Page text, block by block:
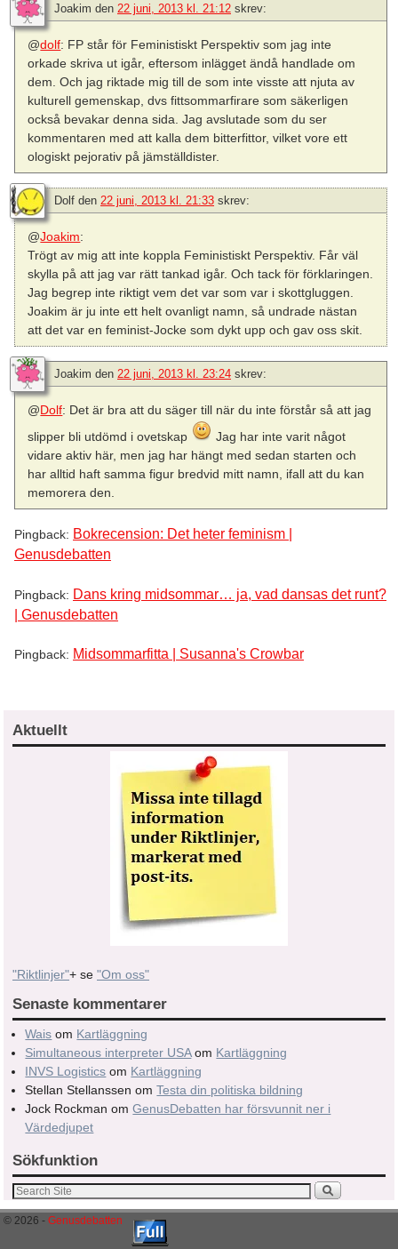
Joakim den 22 juni, 2013 kl. 21:12 skrev:
@dolf: FP står för Feministiskt Perspektiv som jag inte
orkade skriva ut igår, eftersom inlägget ändå handlade om
dem. Och jag riktade mig till de som inte visste att njuta av
kulturell gemenskap, dvs fittsommarfirare som säkerligen
också bevakar denna sida. Jag avslutade som du ser
kommentaren med att kalla dem bitterfittor, vilket vore ett
ologiskt pejorativ på jämställdister.
Dolf den 22 juni, 2013 kl. 21:33 skrev:
@Joakim:
Trögt av mig att inte koppla Feministiskt Perspektiv. Får väl
skylla på att jag var rätt tankad igår. Och tack för förklaringen.
Jag begrep inte riktigt vem det var som var i skottgluggen.
Joakim är ju inte ett helt ovanligt namn, så undrade nästan
att det var en feminist-Jocke som dykt upp och gav oss skit.
Joakim den 22 juni, 2013 kl. 23:24 skrev:
@Dolf: Det är bra att du säger till när du inte förstår så att jag
slipper bli utdömd i ovetskap
Jag har inte varit något
vidare aktiv här, men jag har hängt med sedan starten och
har alltid haft samma figur bredvid mitt namn, ifall att du kan
memorera den.
Pingback: Bokrecension: Det heter feminism |
Genusdebatten
Pingback: Dans kring midsommar… ja, vad dansas det runt?
| Genusdebatten
Pingback: Midsommarfitta | Susanna's Crowbar
Aktuellt
"Riktlinjer"+ se "Om oss"
Senaste kommentarer
Wais om Kartläggning
Simultaneous interpreter USAom Kartläggning
INVS Logistics om Kartläggning
Stellan Stellanssen omTesta din politiska bildning
Jock Rockman omGenusDebatten har försvunnit ner i
Värdedjupet
Sökfunktion
© 2026 - Genusdebatten